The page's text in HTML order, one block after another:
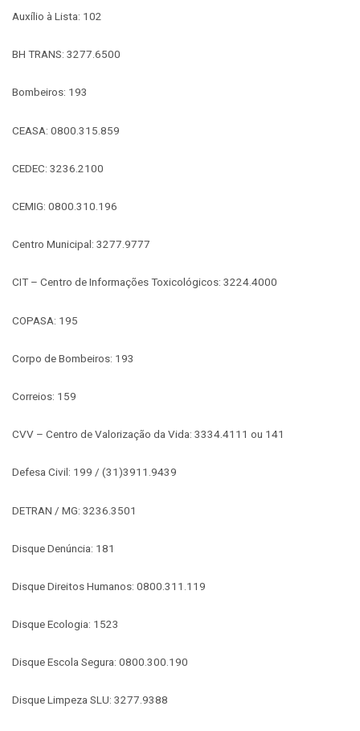
Auxílio à Lista: 102
BH TRANS: 3277.6500
Bombeiros: 193
CEASA: 0800.315.859
CEDEC: 3236.2100
CEMIG: 0800.310.196
Centro Municipal: 3277.9777
CIT – Centro de Informações Toxicológicos: 3224.4000
COPASA: 195
Corpo de Bombeiros: 193
Correios: 159
CVV – Centro de Valorização da Vida: 3334.4111 ou 141
Defesa Civil: 199 / (31)3911.9439
DETRAN / MG: 3236.3501
Disque Denúncia: 181
Disque Direitos Humanos: 0800.311.119
Disque Ecologia: 1523
Disque Escola Segura: 0800.300.190
Disque Limpeza SLU: 3277.9388